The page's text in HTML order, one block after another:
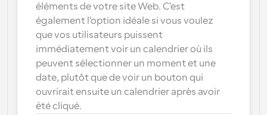
éléments de votre site Web. C'est
également l'option idéale si vous voulez
que vos utilisateurs puissent
immédiatement voir un calendrier où ils
peuvent sélectionner un moment et une
date, plutôt que de voir un bouton qui
ouvrirait ensuite un calendrier après avoir
été cliqué.